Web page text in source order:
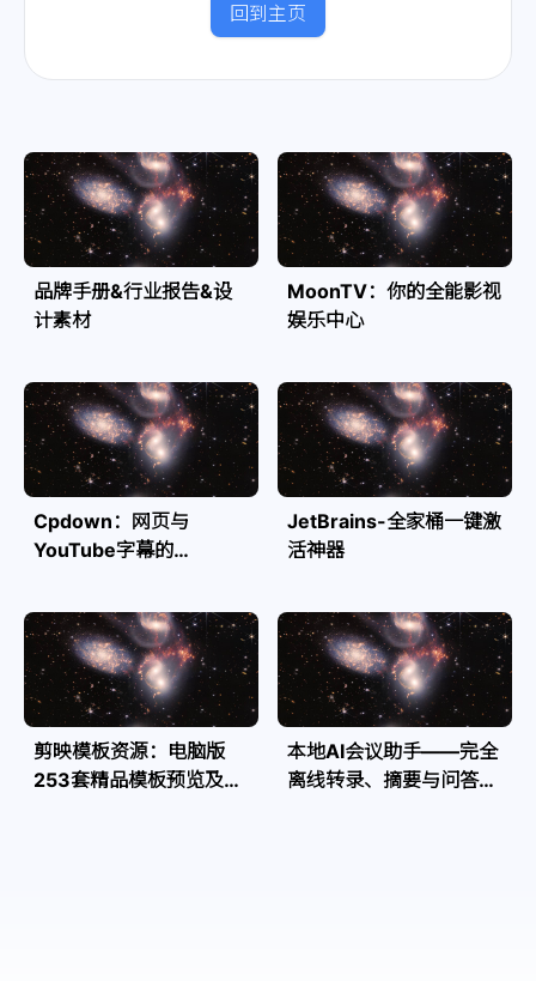
回到主页
品牌手册&行业报告&设
计素材
MoonTV：你的全能影视
娱乐中心
Cpdown：网页与
YouTube字幕的
JetBrains-全家桶一键激
活神器
剪映模板资源：电脑版
253套精品模板预览及源
本地AI会议助手——完全
离线转录、摘要与问答，